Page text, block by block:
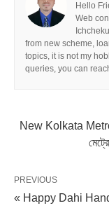
Hello
Web
from new scheme,
topics, it is not my
queries, you can
New Kolkata Metro
PREVIOUS
« Happy Dahi Handi